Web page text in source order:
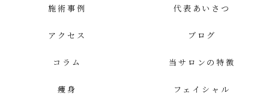
施術事例 代表あいさつ
アクセス ブログ
コラム 当サロンの特徴
痩身 フェイシャル